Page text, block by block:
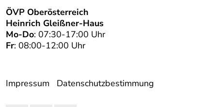
ÖVP Oberösterreich
Heinrich Gleißner-Haus
Mo-Do: 07:30-17:00 Uhr
Fr: 08:00-12:00 Uhr
Impressum Datenschutzbestimmung